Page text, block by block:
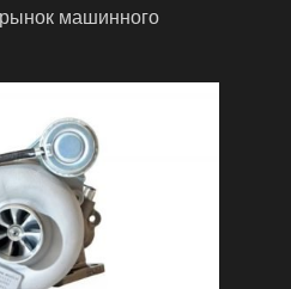
машинного